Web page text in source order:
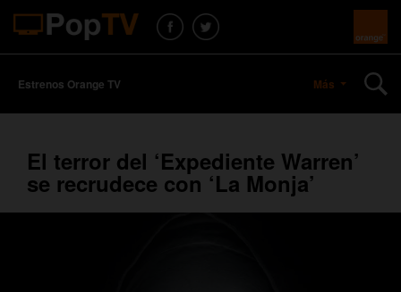
Estrenos Orange TV Más
El terror del ‘Expediente Warren’
se recrudece con ‘La Monja’